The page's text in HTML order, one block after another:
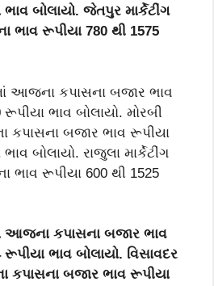
બોલાયો. જેતપુર માર્કેટીંગ
ભાવ રૂપીયા 780 થી 1575
આજના કપાસના બજાર ભાવ
ભાવ બોલાયો. મોરબી
કપાસના બજાર ભાવ રૂપીયા
બોલાયો. રાજુલા માર્કેટીંગ
ભાવ રૂપીયા 600 થી 1525
આજના કપાસના બજાર ભાવ
ભાવ બોલાયો. વિસાવદર
કપાસના બજાર ભાવ રૂપીયા